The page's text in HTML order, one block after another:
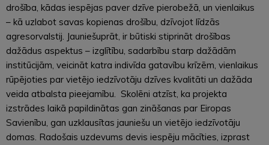
drošība, kādas iespējas paver dzīve pierobežā, un vienlaikus
– kā uzlabot savas kopienas drošību, dzīvojot līdzās
agresorvalstij. Jauniešuprāt, ir būtiski stiprināt drošības
dažādus aspektus – izglītību, sadarbību starp dažādām
institūcijām, veicināt katra indivīda gatavību krīzēm, vienlaikus
rūpējoties par vietējo iedzīvotāju dzīves kvalitāti un dažāda
veida atbalsta pieejamību. Skolēni atzīst, ka projekta
izstrādes laikā papildinātas gan zināšanas par Eiropas
Savienību, gan uzklausītas jauniešu un vietējo iedzīvotāju
domas. Radošais uzdevums devis iespēju mācīties, izprast